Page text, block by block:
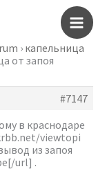
Main
› капельница
от запоя
#7147
в краснодаре
viewtopi
из запоя
url] .